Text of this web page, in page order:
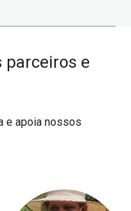
parceiros e
e apoia nossos